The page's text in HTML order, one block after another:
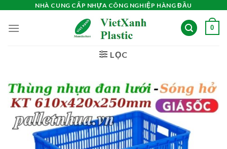
content
NHÀ CUNG CẤP NHỰA CÔNG NGHIỆP HÀNG ĐẦU
0
LỌC